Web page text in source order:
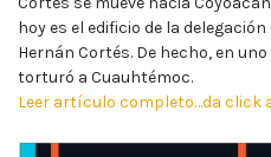
hoy es el edificio de la
Hernán Cortés. De hecho, en
torturó a Cuauhtémoc.
Leer artículo completo…da click